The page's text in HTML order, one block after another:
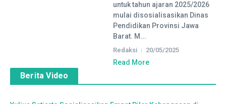
untuk tahun ajaran 2025/2026
mulai disosialisasikan Dinas
Pendidikan Provinsi Jawa
Barat. M...
Redaksi 20/05/2025
Read More
Berita Video